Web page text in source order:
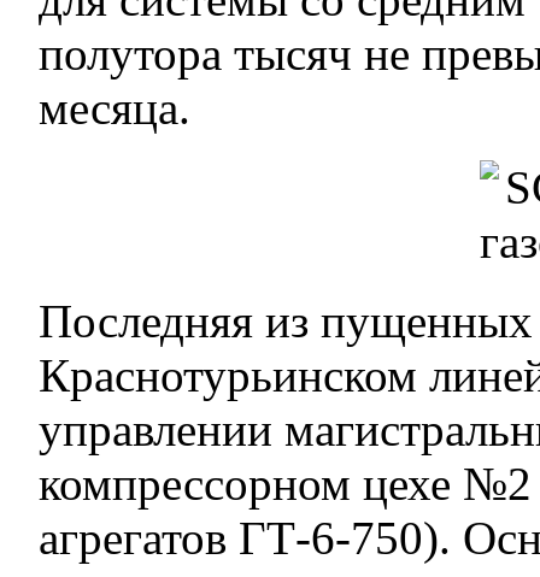
полутора тысяч не
месяца.
Последняя из пущенных
Краснотурьинском
управлении
компрессорном цехе
агрегатов ГТ-6-750).